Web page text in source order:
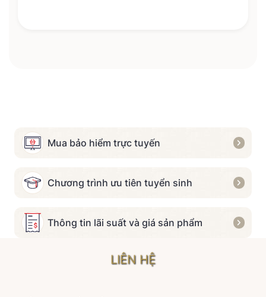
Mua bảo hiểm trực tuyến
Chương trình ưu tiên tuyển sinh
Thông tin lãi suất và giá sản phẩm
LIÊN HỆ